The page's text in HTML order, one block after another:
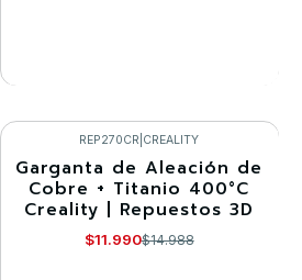
VER DETALLES
-20%
REP270CR CREALITY
Garganta de Aleación de
Cobre + Titanio 400°C
Creality | Repuestos 3D
$11.990$14.988